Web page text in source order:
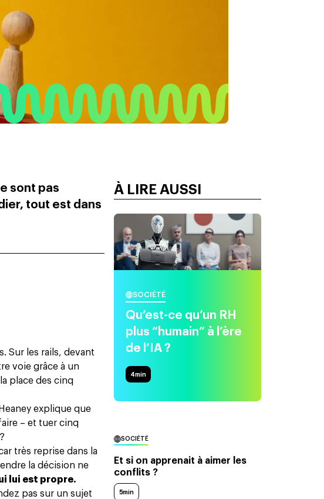
sont pas
tout est dans
Sur les rails, devant
voie grâce à un
place des cinq
explique que
– et tuer cinq
très reprise dans la
la décision ne
lui est propre.
pas sur un sujet
À LIRE AUSSI
SOCIÉTÉ
Qu’est-ce qu’un RH
plus “humain” à l’ère
de l’IA ?
4min
SOCIÉTÉ
Et si on apprenait à aimer les
conflits ?
5min